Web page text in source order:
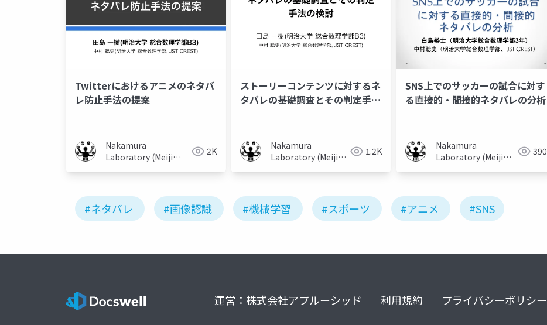
Twitterにおけるアニメのネタバ
レ防止手法の提案
Nakamura
Laboratory (Meiji
2K
ストーリーコンテンツに対するネ
タバレの基礎調査とその判定手法
Nakamura
Laboratory (Meiji
1.2K
SNS上でのサッカーの試合に対す
る直接的・間接的ネタバレの分析
Nakamura
Laboratory (Meiji
390
#ネタバレ #画像認識 #機械学習 #スポーツ #アニメ #SNS
運営：株式会社アプルーシッド 利用規約 プライバシーポリシー